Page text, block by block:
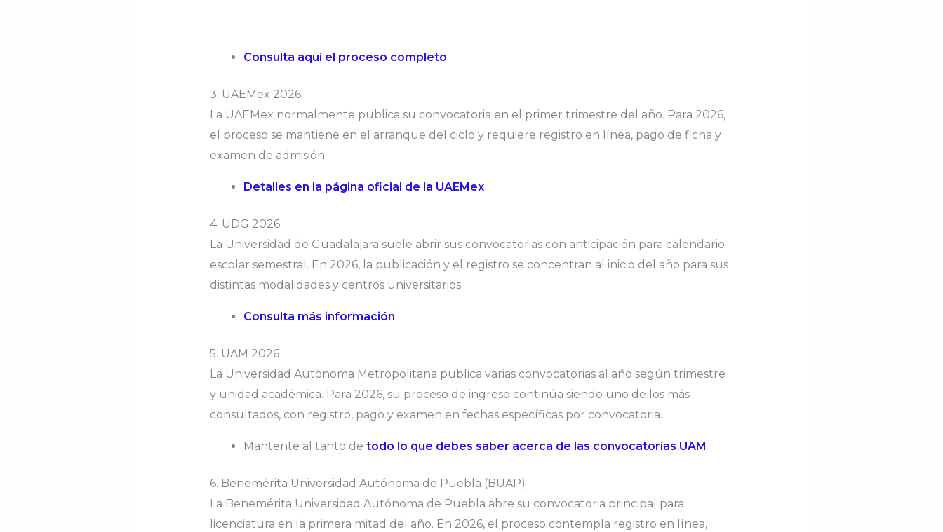
Consulta aquí el proceso completo
3. UAEMex 2026
La UAEMex normalmente publica su convocatoria en el primer trimestre del año. Para 2026,
el proceso se mantiene en el arranque del ciclo y requiere registro en línea, pago de ficha y
examen de admisión.
Detalles en la página oficial de la UAEMex
4. UDG 2026
La Universidad de Guadalajara suele abrir sus convocatorias con anticipación para calendario
escolar semestral. En 2026, la publicación y el registro se concentran al inicio del año para sus
distintas modalidades y centros universitarios.
Consulta más información
5. UAM 2026
La Universidad Autónoma Metropolitana publica varias convocatorias al año según trimestre
y unidad académica. Para 2026, su proceso de ingreso continúa siendo uno de los más
consultados, con registro, pago y examen en fechas específicas por convocatoria.
Mantente al tanto de todo lo que debes saber acerca de las convocatorías UAM
6. Benemérita Universidad Autónoma de Puebla (BUAP)
La Benemérita Universidad Autónoma de Puebla abre su convocatoria principal para
licenciatura en la primera mitad del año. En 2026, el proceso contempla registro en línea,